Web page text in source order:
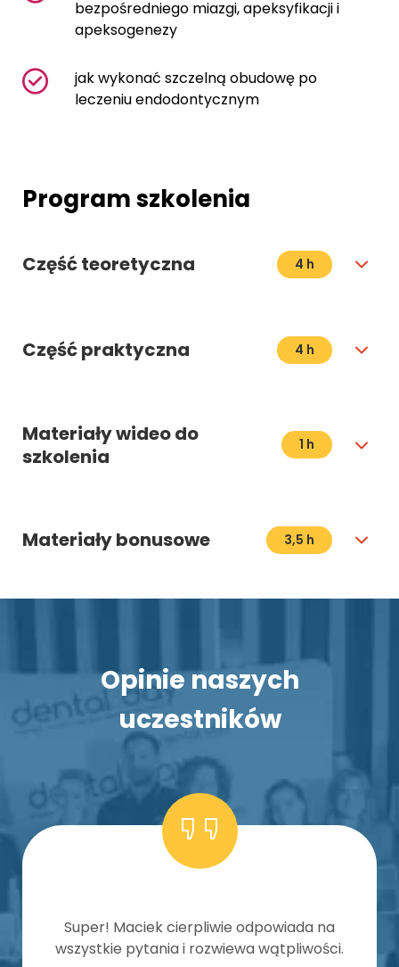
bezpośredniego miazgi, apeksyfikacji i
apeksogenezy
jak wykonać szczelną obudowę po
leczeniu endodontycznym
Program szkolenia
Część teoretyczna 4 h
Część praktyczna 4 h
Materiały wideo do
szkolenia
1 h
Materiały bonusowe 3,5 h
Opinie naszych
uczestników
Super! Maciek cierpliwie odpowiada na
wszystkie pytania i rozwiewa wątpliwości.